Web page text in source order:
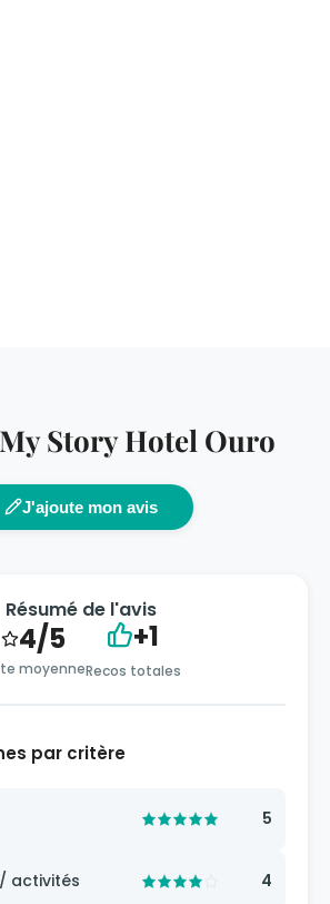
Story Hotel Ouro
J'ajoute mon avis
Résumé de l'avis
4/5
moyenne
+1
Recos totales
par critère
5
activités 4